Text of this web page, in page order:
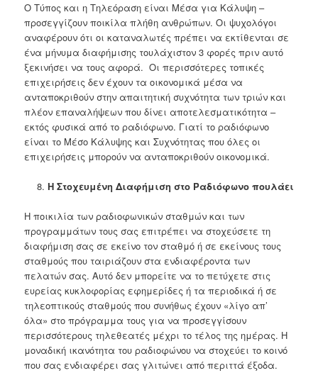
Ο Τύπος και η Τηλεόραση είναι Μέσα για Κάλυψη –
προσεγγίζουν ποικίλα πλήθη ανθρώπων. Οι ψυχολόγοι
αναφέρουν ότι οι καταναλωτές πρέπει να εκτίθενται σε
ένα μήνυμα διαφήμισης τουλάχιστον 3 φορές πριν αυτό
ξεκινήσει να τους αφορά. Οι περισσότερες τοπικές
επιχειρήσεις δεν έχουν τα οικονομικά μέσα να
ανταποκριθούν στην απαιτητική συχνότητα των τριών και
πλέον επαναλήψεων που δίνει αποτελεσματικότητα –
εκτός φυσικά από το ραδιόφωνο. Γιατί το ραδιόφωνο
είναι το Μέσο Κάλυψης και Συχνότητας που όλες οι
επιχειρήσεις μπορούν να ανταποκριθούν οικονομικά.
Η Στοχευμένη Διαφήμιση στο Ραδιόφωνο πουλάει
Η ποικιλία των ραδιοφωνικών σταθμών και των
προγραμμάτων τους σας επιτρέπει να στοχεύσετε τη
διαφήμιση σας σε εκείνο τον σταθμό ή σε εκείνους τους
σταθμούς που ταιριάζουν στα ενδιαφέροντα των
πελατών σας. Αυτό δεν μπορείτε να το πετύχετε στις
ευρείας κυκλοφορίας εφημερίδες ή τα περιοδικά ή σε
τηλεοπτικούς σταθμούς που συνήθως έχουν «λίγο απ’
όλα» στο πρόγραμμα τους για να προσεγγίσουν
περισσότερους τηλεθεατές μέχρι το τέλος της ημέρας. Η
μοναδική ικανότητα του ραδιοφώνου να στοχεύει το κοινό
που σας ενδιαφέρει σας γλιτώνει από περιττά έξοδα.